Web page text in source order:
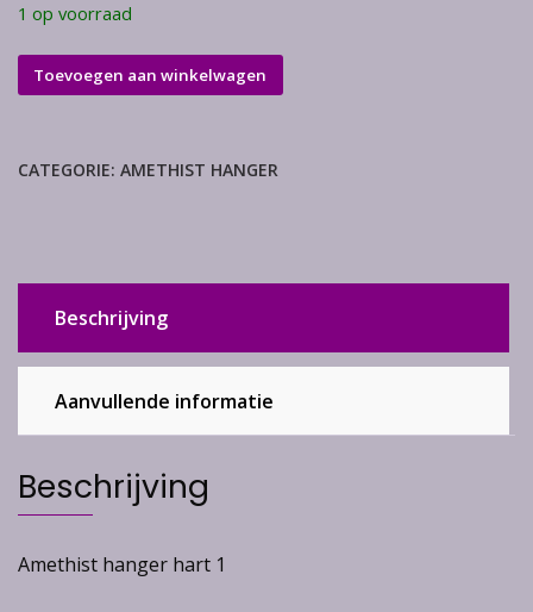
1 op voorraad
Amethist
hanger
Toevoegen aan winkelwagen
CATEGORIE: AMETHIST HANGER
Beschrijving
Aanvullende informatie
Beschrijving
Amethist hanger hart 1